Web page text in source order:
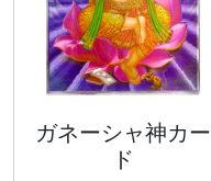
ガネーシャ神カー
ド